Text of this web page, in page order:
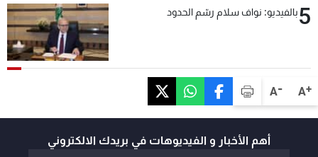
A+
A-
5بالفيديو: نواف سلام رسّم الحدود
أهم الأخبار و الفيديوهات في بريدك الالكتروني